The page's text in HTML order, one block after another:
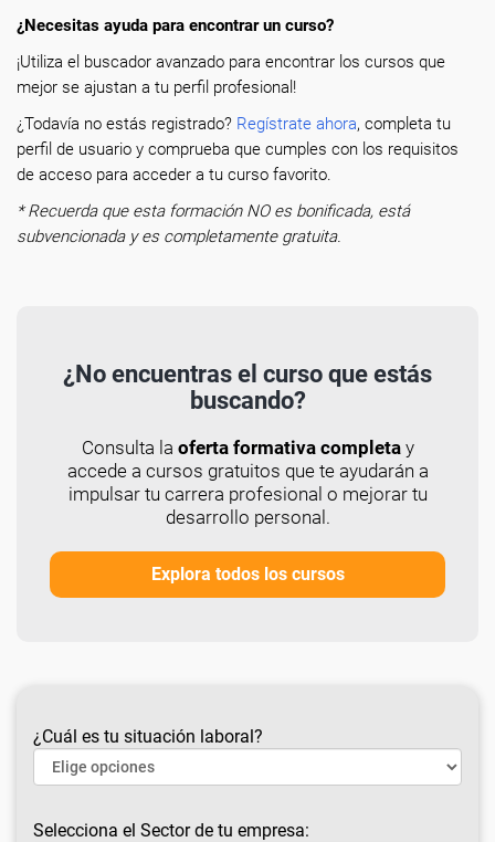
¿Necesitas ayuda para encontrar un curso?
¡Utiliza el buscador avanzado para encontrar los cursos que
mejor se ajustan a tu perfil profesional!
¿Todavía no estás registrado? Regístrate ahora, completa tu
perfil de usuario y comprueba que cumples con los requisitos
de acceso para acceder a tu curso favorito.
* Recuerda que esta formación NO es bonificada, está
subvencionada y es completamente gratuita.
¿No encuentras el curso que estás
buscando?
Consulta la oferta formativa completay
accede a cursos gratuitos que te ayudarán a
impulsar tu carrera profesional o mejorar tu
desarrollo personal.
Explora todos los cursos
¿Cuál es tu situación laboral?
Selecciona el Sector de tu empresa: